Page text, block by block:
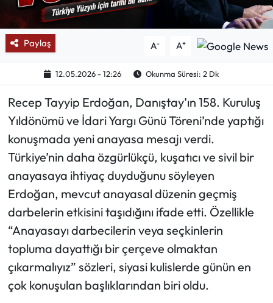
Paylaş A- A+
12.05.2026 - 12:26 Okunma Süresi: 2 Dk
Recep Tayyip Erdoğan, Danıştay’ın 158. Kuruluş
Yıldönümü ve İdari Yargı Günü Töreni’nde yaptığı
konuşmada yeni anayasa mesajı verdi.
Türkiye’nin daha özgürlükçü, kuşatıcı ve sivil bir
anayasaya ihtiyaç duyduğunu söyleyen
Erdoğan, mevcut anayasal düzenin geçmiş
darbelerin etkisini taşıdığını ifade etti. Özellikle
“Anayasayı darbecilerin veya seçkinlerin
topluma dayattığı bir çerçeve olmaktan
çıkarmalıyız” sözleri, siyasi kulislerde günün en
çok konuşulan başlıklarından biri oldu.
BIK
ASTROLOJİ
Spor Yazıları
Mektup Galeri
Ekonomi
Sağlık
Turizm
Teknoloji